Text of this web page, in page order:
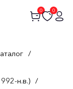
0 0
/
н.в.) /